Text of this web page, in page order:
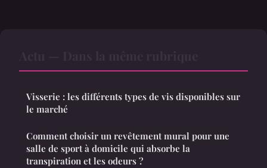
Visserie : les différents types de vis disponibles sur
le marché
Comment choisir un revêtement mural pour une
salle de sport à domicile qui absorbe la
transpiration et les odeurs ?